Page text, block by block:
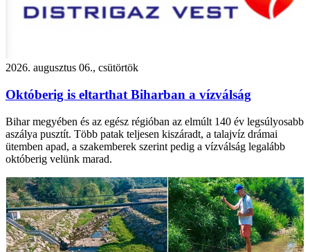
2026. augusztus 06., csütörtök
Októberig is eltarthat Biharban a vízválság
Bihar megyében és az egész régióban az elmúlt 140 év legsúlyosabb
aszálya pusztít. Több patak teljesen kiszáradt, a talajvíz drámai
ütemben apad, a szakemberek szerint pedig a vízválság legalább
októberig velünk marad.